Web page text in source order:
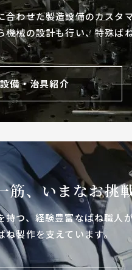
合わせた製造設備のカスタ
機械の設計も行い、特殊ば
設備・治具紹介
筋、いまなお挑
持つ、経験豊富なばね職人が
ね製作を支えています。